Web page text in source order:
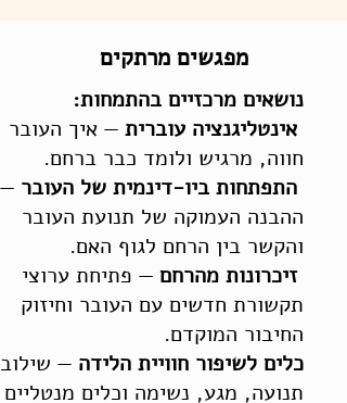
מפגשים מרתקים
נושאים מרכזיים בהתמחות:
אינטליגנציה עוברית — איך העובר
חווה, מרגיש ולומד כבר ברחם.
התפתחות ביו-דינמית של העובר —
ההבנה העמוקה של תנועת העובר
והקשר בין הרחם לגוף האם.
זיכרונות מהרחם — פתיחת ערוצי
תקשורת חדשים עם העובר וחיזוק
החיבור המוקדם.
כלים לשיפור חוויית הלידה — שילוב
תנועה, מגע, נשימה וכלים מנטליים